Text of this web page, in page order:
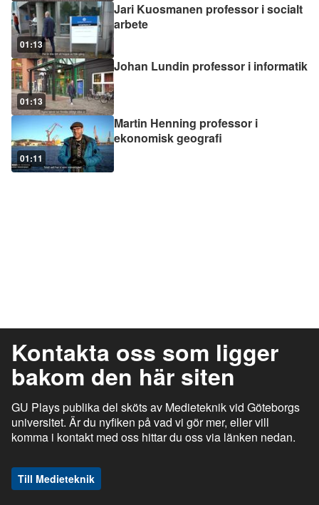
01:13
Jari Kuosmanen professor i socialt
arbete
01:13
Johan Lundin professor i informatik
01:11
Martin Henning professor i
ekonomisk geografi
Kontakta oss som ligger
bakom den här siten
GU Plays publika del sköts av Medieteknik vid Göteborgs
universitet. Är du nyfiken på vad vi gör mer, eller vill
komma i kontakt med oss hittar du oss via länken nedan.
Till Medieteknik